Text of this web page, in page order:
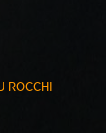
ROCCHI